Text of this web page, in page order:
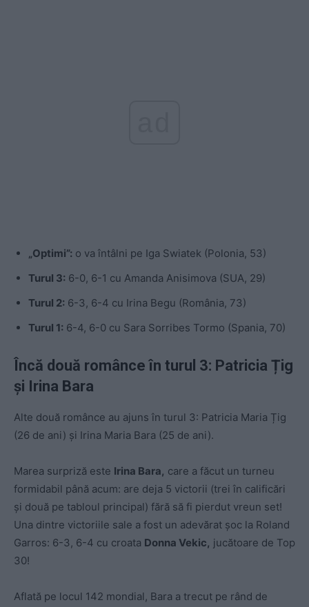
„Optimi”: o va întâlni pe Iga Swiatek (Polonia, 53)
Turul 3: 6-0, 6-1 cu Amanda Anisimova (SUA, 29)
Turul 2: 6-3, 6-4 cu Irina Begu (România, 73)
Turul 1: 6-4, 6-0 cu Sara Sorribes Tormo (Spania, 70)
Încă două românce în turul 3: Patricia Țig
și Irina Bara
Alte două românce au ajuns în turul 3: Patricia Maria Țig
(26 de ani) și Irina Maria Bara (25 de ani).
Marea surpriză este Irina Bara, care a făcut un turneu
formidabil până acum: are deja 5 victorii (trei în calificări
și două pe tabloul principal) fără să fi pierdut vreun set!
Una dintre victoriile sale a fost un adevărat șoc la Roland
Garros: 6-3, 6-4 cu croata Donna Vekic, jucătoare de Top
30!
Aflată pe locul 142 mondial, Bara a trecut pe rând de